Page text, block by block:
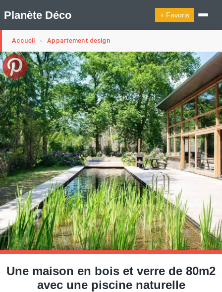
Planète Déco + Favoris
🛍︎ Shop Planète Déco ℹ︎ À propos
Appartement Design Cabanes
Decoration Noël
Design Suédois En Quelques Photos
Idées Déco En 10 Photos
La Semaine Décoration Et Design
Maison En Ville
Méli-Mélo Suédois
Publi Reportage
Tendance
Interieurs Scandinaves
La Décoration Selon Votre Signe Astrologique
Les Trouvailles Déco Du Jour
Loft
Maison Appartement Écologique
Maison Container/container House
Maison D'hôtes
Maison Et Appartement Vintage
On Décode La Déco
Petite Surface
Piscine Question De Style
Renovation
Revue De Week End
Tiny House
Accueil › Appartement design
Une maison en bois et verre de 80m2
avec une piscine naturelle